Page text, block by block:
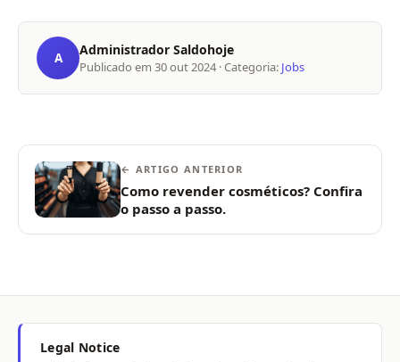
A Administrador Saldohoje
Publicado em 30 out 2024 · Categoria: Jobs
← ARTIGO ANTERIOR
Como revender cosméticos? Confira
o passo a passo.
Legal Notice